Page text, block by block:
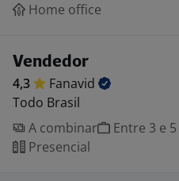
Home office
Vendedor
4,3
Fanavid
Todo Brasil
A combinar
Entre 3 e
Presencial